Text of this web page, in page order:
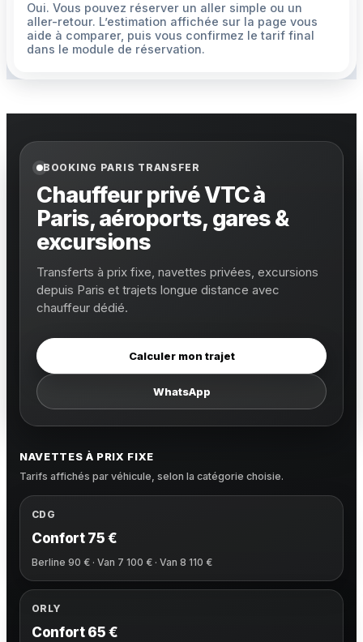
Oui. Vous pouvez réserver un aller simple ou un
aller-retour. L’estimation affichée sur la page vous
aide à comparer, puis vous confirmez le tarif final
dans le module de réservation.
BOOKING PARIS TRANSFER
Chauffeur privé VTC à
Paris, aéroports, gares &
excursions
Transferts à prix fixe, navettes privées, excursions
depuis Paris et trajets longue distance avec
chauffeur dédié.
Calculer mon trajet
WhatsApp
NAVETTES À PRIX FIXE
Tarifs affichés par véhicule, selon la catégorie choisie.
CDG
Confort 75 €
Berline 90 € · Van 7 100 € · Van 8 110 €
ORLY
Confort 65 €